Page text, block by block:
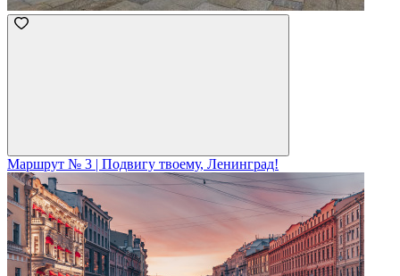
Маршрут № 3 | Подвигу твоему, Ленинград!